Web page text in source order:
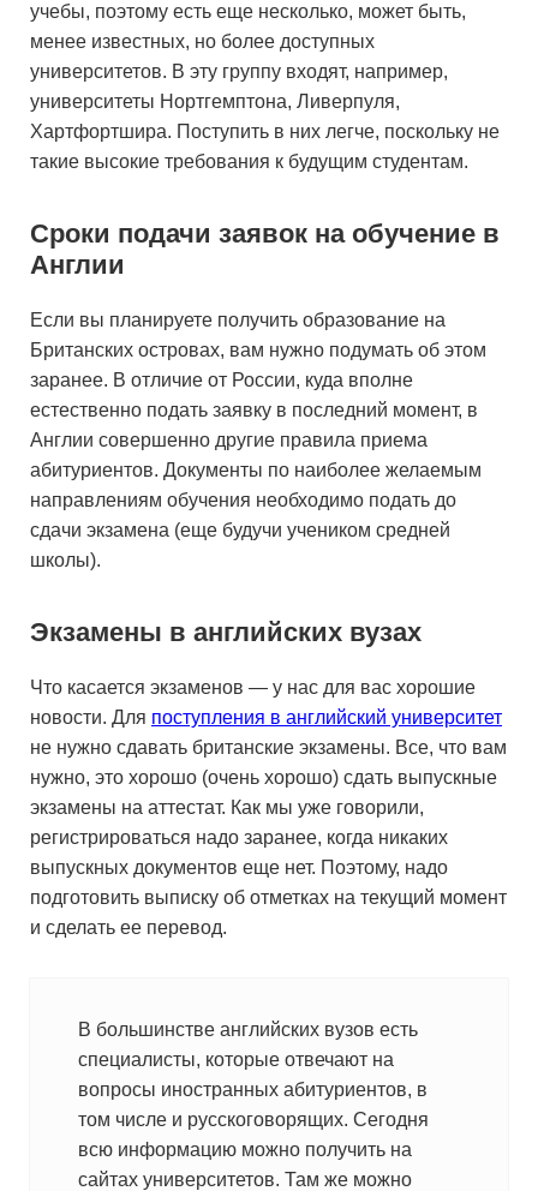
учебы, поэтому есть еще несколько, может быть,
менее известных, но более доступных
университетов. В эту группу входят, например,
университеты Нортгемптона, Ливерпуля,
Хартфортшира. Поступить в них легче, поскольку не
такие высокие требования к будущим студентам.
Сроки подачи заявок на обучение в
Англии
Если вы планируете получить образование на
Британских островах, вам нужно подумать об этом
заранее. В отличие от России, куда вполне
естественно подать заявку в последний момент, в
Англии совершенно другие правила приема
абитуриентов. Документы по наиболее желаемым
направлениям обучения необходимо подать до
сдачи экзамена (еще будучи учеником средней
школы).
Экзамены в английских вузах
Что касается экзаменов — у нас для вас хорошие
новости. Для поступления в английский университет
не нужно сдавать британские экзамены. Все, что вам
нужно, это хорошо (очень хорошо) сдать выпускные
экзамены на аттестат. Как мы уже говорили,
регистрироваться надо заранее, когда никаких
выпускных документов еще нет. Поэтому, надо
подготовить выписку об отметках на текущий момент
и сделать ее перевод.
В большинстве английских вузов есть
специалисты, которые отвечают на
вопросы иностранных абитуриентов, в
том числе и русскоговорящих. Сегодня
всю информацию можно получить на
сайтах университетов. Там же можно